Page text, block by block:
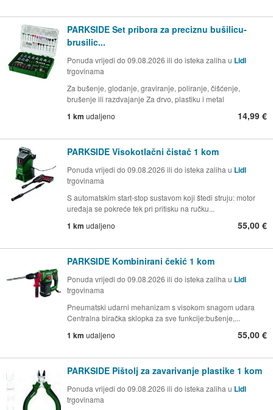
PARKSIDE Set pribora za preciznu bušilicu-
brusilic...
Ponuda vrijedi do 09.08.2026 ili do isteka zaliha u Lidl
trgovinama
Za bušenje, glodanje, graviranje, poliranje, čišćenje,
brušenje ili razdvajanje Za drvo, plastiku i metal
1 km udaljeno 14,99 €
PARKSIDE Visokotlačni čistač 1 kom
Ponuda vrijedi do 09.08.2026 ili do isteka zaliha u Lidl
trgovinama
S automatskim start-stop sustavom koji štedi struju: motor
uređaja se pokreće tek pri pritisku na ručku...
1 km udaljeno 55,00 €
PARKSIDE Kombinirani čekić 1 kom
Ponuda vrijedi do 09.08.2026 ili do isteka zaliha u Lidl
trgovinama
Pneumatski udarni mehanizam s visokom snagom udara
Centralna biračka sklopka za sve funkcije:bušenje,...
1 km udaljeno 55,00 €
PARKSIDE Pištolj za zavarivanje plastike 1 kom
Ponuda vrijedi do 09.08.2026 ili do isteka zaliha u Lidl
trgovinama